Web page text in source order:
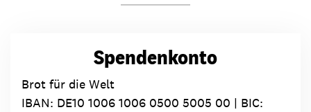
Spendenkonto
Brot für die Welt
IBAN: DE10 1006 1006 0500 5005 00 | BIC: